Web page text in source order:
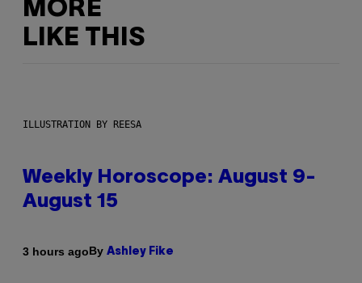
MORE
LIKE THIS
ILLUSTRATION BY REESA
Weekly Horoscope: August 9-
August 15
3 hours agoBy Ashley Fike